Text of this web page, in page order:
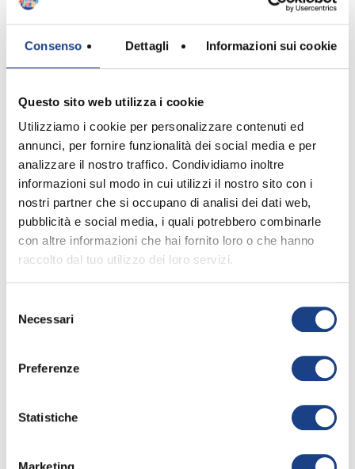
Consenso Dettagli Informazioni sui cookie
Questo sito web utilizza i cookie
Utilizziamo i cookie per personalizzare contenuti ed
annunci, per fornire funzionalità dei social media e per
analizzare il nostro traffico. Condividiamo inoltre
informazioni sul modo in cui utilizzi il nostro sito con i
nostri partner che si occupano di analisi dei dati web,
pubblicità e social media, i quali potrebbero combinarle
con altre informazioni che hai fornito loro o che hanno
raccolto dal tuo utilizzo dei loro servizi.
delNecessari
Preferenze
Statistiche
Marketing
La mucca? Muuu...!
La rana? Cra!
La pecora? Beee...!
E il coccodrillo?
Il coccodrillo come fa
Non c'è nessuno che lo sa.
Si dice mangi troppo,
Non metta mai il cappotto,
Che con i denti punga,
Che molto spesso pianga,
Però quando è tranquillo
Come fa 'sto coccodrillo...
Non c'è nessuno che lo sa.
E mezzo addormentato se ne va.
Non c'è scritto niente:
Non importi alla gente.
leggi tutto
Video Correlati